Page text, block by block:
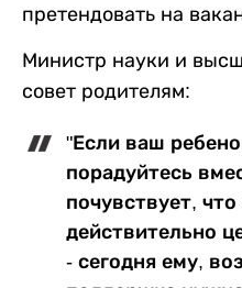
претендовать на
Министр науки и
совет родителям:
"Если ваш
порадуйтесь
почувствует, что
действительно
- сегодня ему,